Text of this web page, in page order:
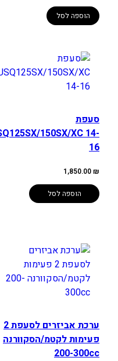
הוספה לסל
סעפת
150SX/XC 14-
16
1,850.00₪
הוספה לסל
ערכת אביזרים לסעפת 2
פעימות לקטמ/הסקוורנה
200-300cc